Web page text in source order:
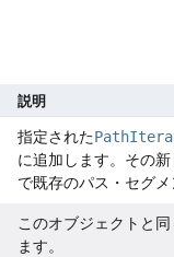
説明
指定された
に追加します。その
で既存のパス・セグ
このオブジェクトと
ます。